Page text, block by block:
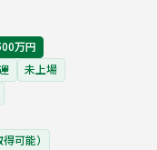
万円
未上場
可能）